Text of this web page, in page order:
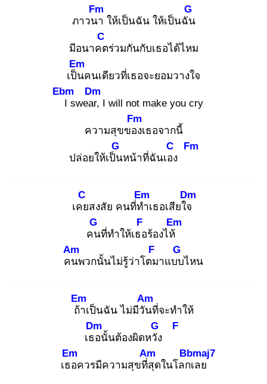
ภาวนา
Fm
ให้เป็นฉัน ให้เป็นฉัน
G
มีอนาคต
C
ร่วมกันกับเธอได้ไหม
เป็น
Em
คนเดียวที่เธอจะยอมวางใจ
I
Ebm
swear,
Dm
I will not make you cry
ความสุขของ
Fm
เธอจากนี้
ปล่อยให้เป็น
G
หน้าที่ฉันเอง
C Fm
เคย
C
สงสัย คนที่ทำ
Em
เธอเสียใจ
Dm
คน
G
ที่ทำให้เธอ
F
ร้องไห้
Em
คน
Am
พวกนั้นไม่รู้ว่าโตม
F
าแบบ
G
ไหน
ถ้า
Em
เป็นฉัน ไม่มีวัน
Am
ที่จะทำให้
เธอ
Dm
นั้นต้องผิดหวัง
G F
เธอ
Em
ควรมีความสุขที่สุ
Am
ดในโลกเ
Bbmaj7
ลย